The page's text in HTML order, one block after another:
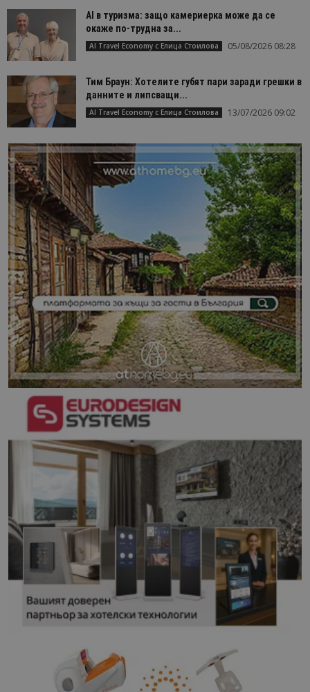
AI в туризма: защо камериерка може да се
окаже по-трудна за...
AI Travel Economy с Елица Стоилова 05/08/2026 08:28
Тим Браун: Хотелите губят пари заради грешки в
данните и липсващи...
AI Travel Economy с Елица Стоилова 13/07/2026 09:02